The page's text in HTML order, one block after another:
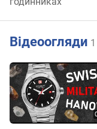
Відеоогляди 1